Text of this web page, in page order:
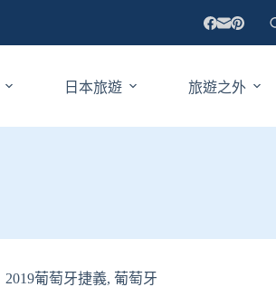
日本旅遊 旅遊之外
2019葡萄牙捷義,葡萄牙